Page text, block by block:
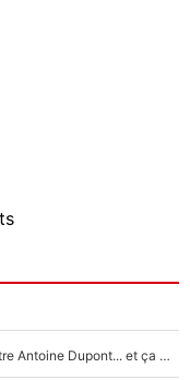
Un joueur dévoile la méthode secrète pour battre Antoine Dupont... et ça marche !